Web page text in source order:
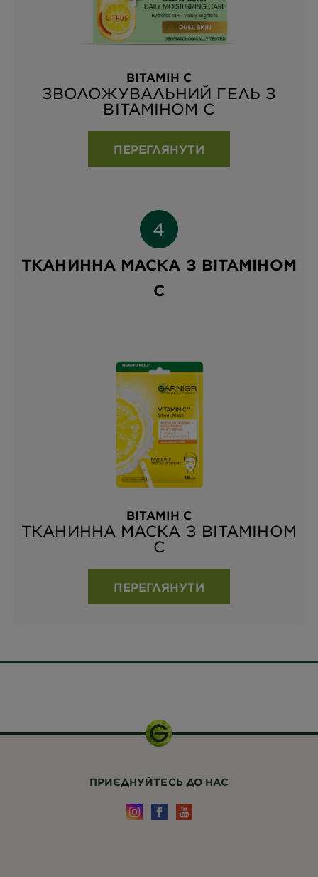
ВІТАМІН С
ЗВОЛОЖУВАЛЬНИЙ ГЕЛЬ З
ВІТАМІНОМ С
ПЕРЕГЛЯНУТИ
ТКАНИННА МАСКА З ВІТАМІНОМ
С
ВІТАМІН С
ТКАНИННА МАСКА З ВІТАМІНОМ
С
ПЕРЕГЛЯНУТИ
ПРИЄДНУЙТЕСЬ ДО НАС